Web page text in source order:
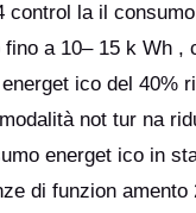
control la il
a 10– 15 k Wh ,
ico del 40%
not tur na
energet ico in
di funzion amento